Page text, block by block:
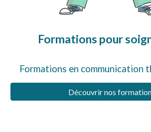
Formations pour
Formations en communication
Découvrir nos